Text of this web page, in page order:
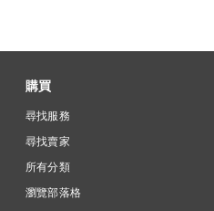
購買
尋找服務
尋找賣家
所有分類
瀏覽部落格